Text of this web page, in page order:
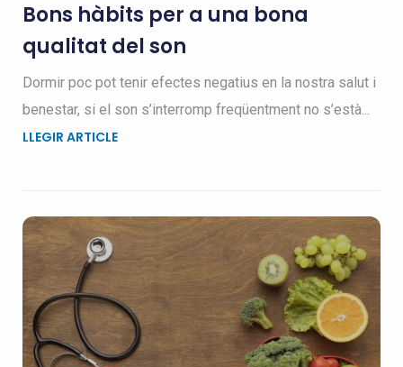
Bons hàbits per a una bona
qualitat del son
Dormir poc pot tenir efectes negatius en la nostra salut i
benestar, si el son s’interromp freqüentment no s’està...
LLEGIR ARTICLE